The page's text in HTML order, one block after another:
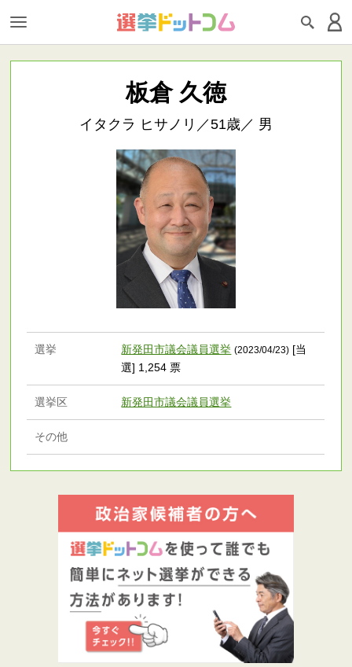
板倉 久徳
イタクラ ヒサノリ／51歳／ 男
選挙 新発田市議会議員選挙 (2023/04/23) [当
選] 1,254 票
選挙区 新発田市議会議員選挙
その他